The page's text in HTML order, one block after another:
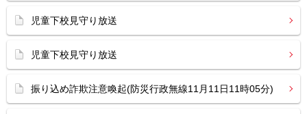
児童下校見守り放送
児童下校見守り放送
振り込め詐欺注意喚起(防災行政無線11月11日11時05分)